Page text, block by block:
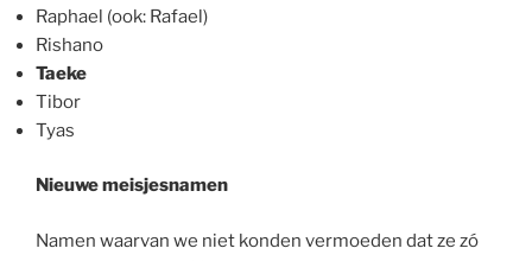
Raphael (ook: Rafael)
Rishano
Taeke
Tibor
Tyas
Nieuwe meisjesnamen
Namen waarvan we niet konden vermoeden dat ze zó